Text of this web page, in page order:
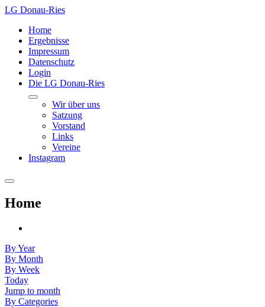
LG Donau-Ries
Home
Ergebnisse
Impressum
Datenschutz
Login
Die LG Donau-Ries
Wir über uns
Satzung
Vorstand
Links
Vereine
Instagram
Home
By Year
By Month
By Week
Today
Jump to month
By Categories